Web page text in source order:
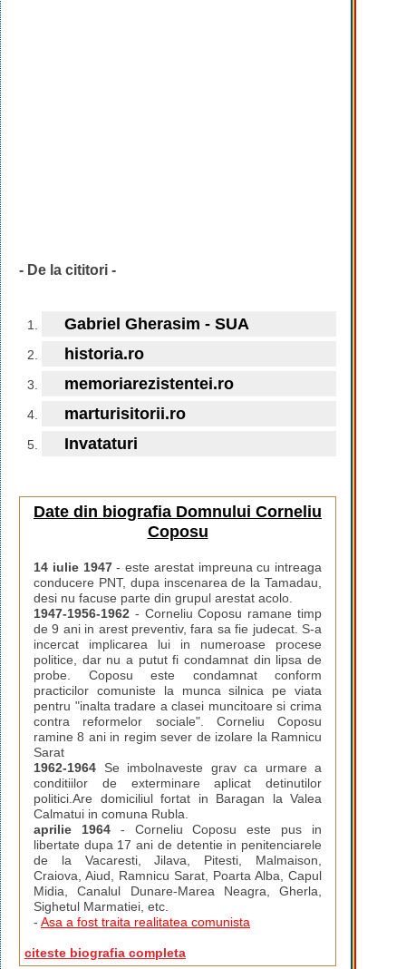
- De la cititori -
Gabriel Gherasim - SUA
historia.ro
memoriarezistentei.ro
marturisitorii.ro
Invataturi
Date din biografia Domnului Corneliu
Coposu
14 iulie 1947- este arestat impreuna cu intreaga
conducere PNT, dupa inscenarea de la Tamadau,
desi nu facuse parte din grupul arestat acolo.
1947-1956-1962 - Corneliu Coposu ramane timp
de 9 ani in arest preventiv, fara sa fie judecat. S-a
incercat implicarea lui in numeroase procese
politice, dar nu a putut fi condamnat din lipsa de
probe. Coposu este condamnat conform
practicilor comuniste la munca silnica pe viata
pentru "inalta tradare a clasei muncitoare si crima
contra reformelor sociale". Corneliu Coposu
ramine 8 ani in regim sever de izolare la Ramnicu
Sarat
1962-1964 Se imbolnaveste grav ca urmare a
conditiilor de exterminare aplicat detinutilor
politici.Are domiciliul fortat in Baragan la Valea
Calmatui in comuna Rubla.
aprilie 1964- Corneliu Coposu este pus in
libertate dupa 17 ani de detentie in penitenciarele
de la Vacaresti, Jilava, Pitesti, Malmaison,
Craiova, Aiud, Ramnicu Sarat, Poarta Alba, Capul
Midia, Canalul Dunare-Marea Neagra, Gherla,
Sighetul Marmatiei, etc.
- Asa a fost traita realitatea comunista
citeste biografia completa